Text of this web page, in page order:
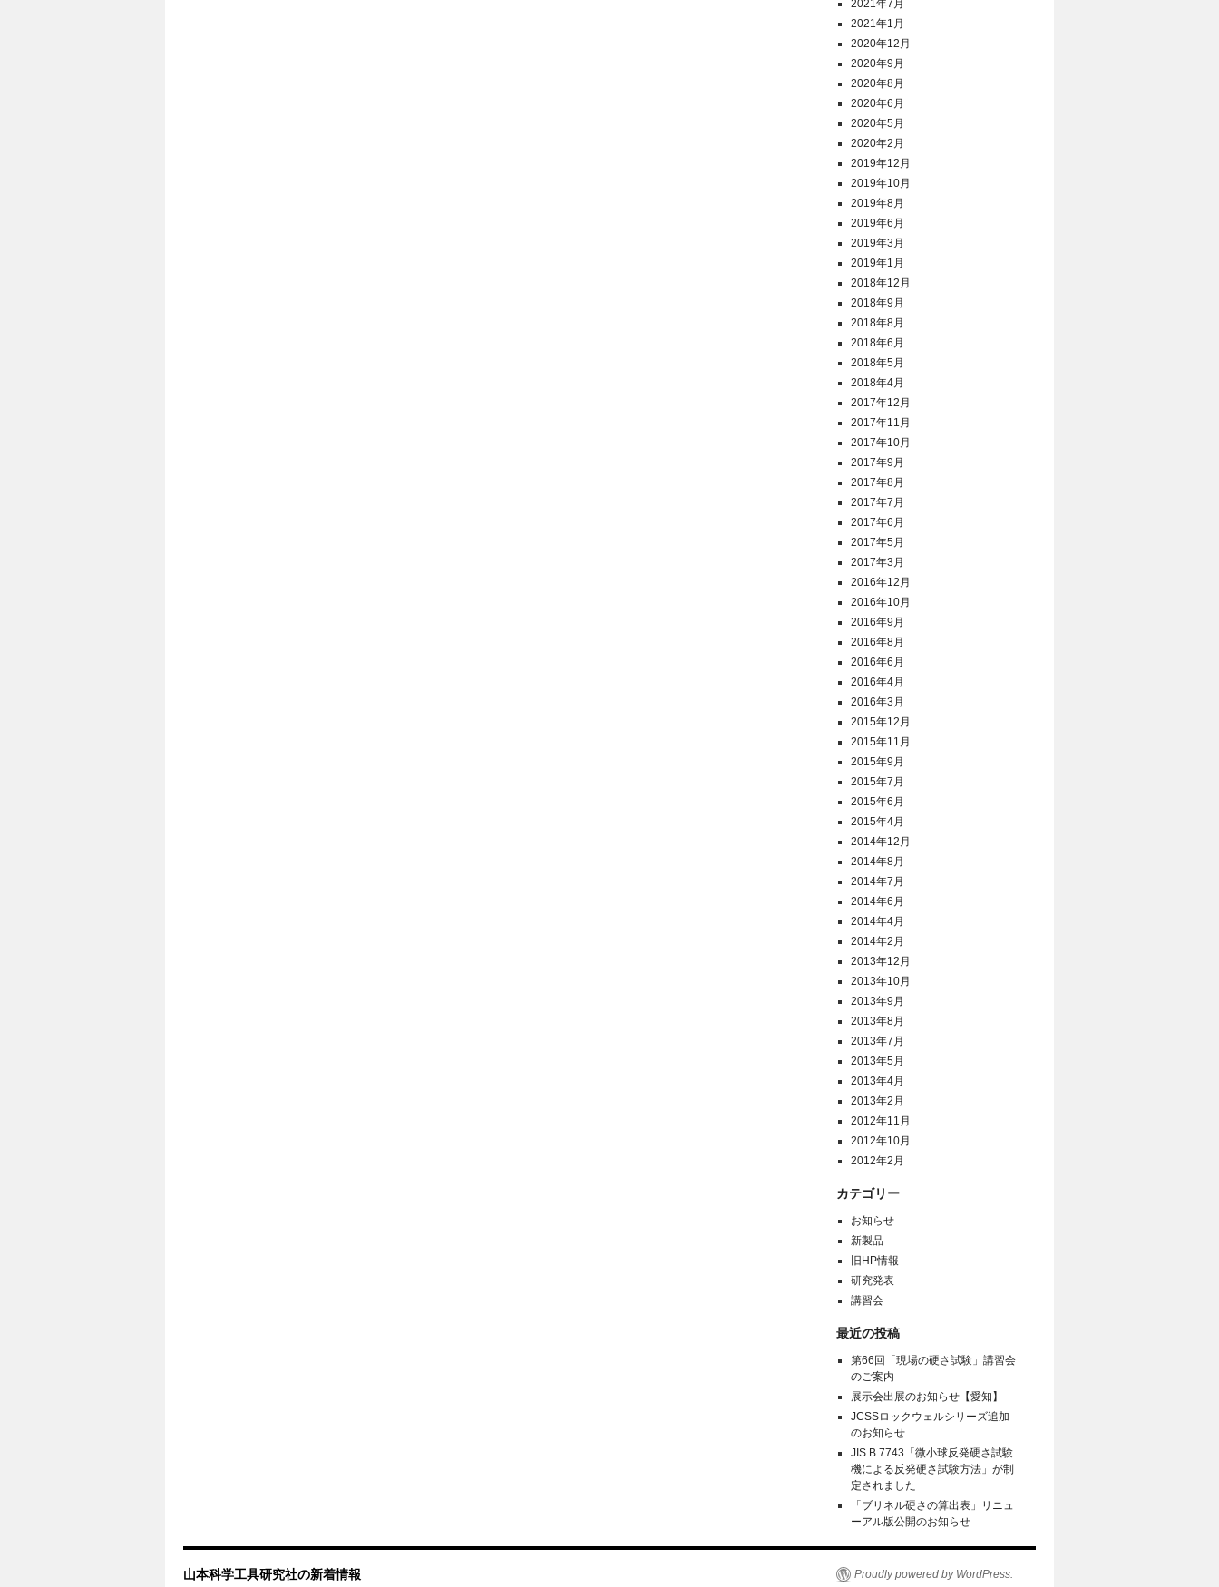
2021年7月
2021年1月
2020年12月
2020年9月
2020年8月
2020年6月
2020年5月
2020年2月
2019年12月
2019年10月
2019年8月
2019年6月
2019年3月
2019年1月
2018年12月
2018年9月
2018年8月
2018年6月
2018年5月
2018年4月
2017年12月
2017年11月
2017年10月
2017年9月
2017年8月
2017年7月
2017年6月
2017年5月
2017年3月
2016年12月
2016年10月
2016年9月
2016年8月
2016年6月
2016年4月
2016年3月
2015年12月
2015年11月
2015年9月
2015年7月
2015年6月
2015年4月
2014年12月
2014年8月
2014年7月
2014年6月
2014年4月
2014年2月
2013年12月
2013年10月
2013年9月
2013年8月
2013年7月
2013年5月
2013年4月
2013年2月
2012年11月
2012年10月
2012年2月
カテゴリー
お知らせ
新製品
旧HP情報
研究発表
講習会
最近の投稿
第66回「現場の硬さ試験」講習会
のご案内
展示会出展のお知らせ【愛知】
JCSSロックウェルシリーズ追加
のお知らせ
JIS B 7743「微小球反発硬さ試験
機による反発硬さ試験方法」が制
定されました
「ブリネル硬さの算出表」リニュ
ーアル版公開のお知らせ
山本科学工具研究社の新着情報 Proudly powered by WordPress.